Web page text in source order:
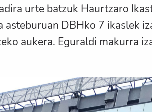
urte batzuk Haurtzaro
asteburuan DBHko 7 ikaslek
aukera. Eguraldi makurra